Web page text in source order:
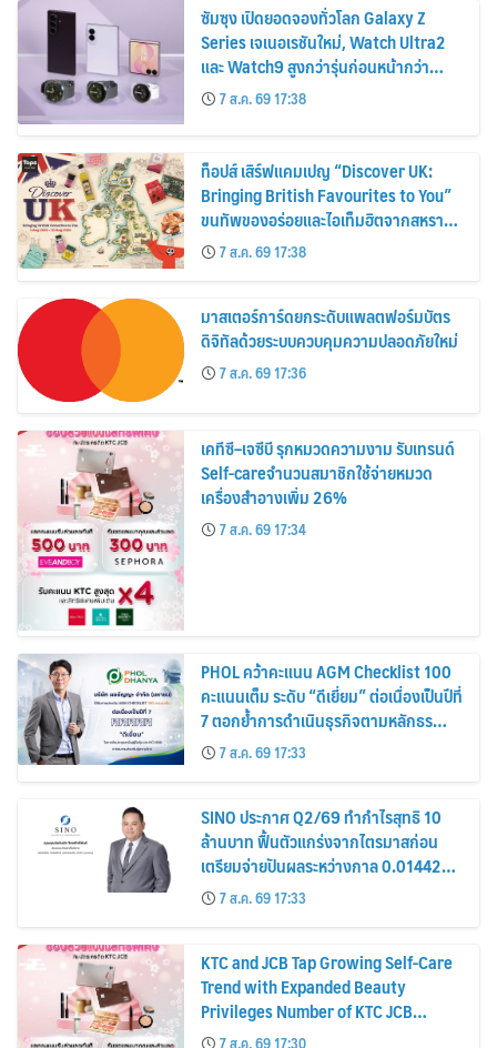
ซัมซุง เปิดยอดจองทั่วโลก Galaxy Z
Series เจเนอเรชันใหม่, Watch Ultra2
และ Watch9 สูงกว่ารุ่นก่อนหน้ากว่า
30%7 ส.ค. 69 17:38
ท็อปส์ เสิร์ฟแคมเปญ “Discover UK:
Bringing British Favourites to You”
ขนทัพของอร่อยและไอเท็มฮิตจากสหราช
อาณาจักร ส่งตรงถึงมือตั้งแต่วันนี้ – 18
สิงหาคมนี้
7 ส.ค. 69 17:38
มาสเตอร์การ์ดยกระดับแพลตฟอร์มบัตร
ดิจิทัลด้วยระบบควบคุมความปลอดภัยใหม่
7 ส.ค. 69 17:36
เคทีซี–เจซีบี รุกหมวดความงาม รับเทรนด์
Self-careจำนวนสมาชิกใช้จ่ายหมวด
เครื่องสำอางเพิ่ม 26%
7 ส.ค. 69 17:34
PHOL คว้าคะแนน AGM Checklist 100
คะแนนเต็ม ระดับ “ดีเยี่ยม” ต่อเนื่องเป็นปีที่
7 ตอกย้ำการดำเนินธุรกิจตามหลักธร
รมาภิบาล โปร่งใส สร้างความเชื่อมั่นผู้ถือ
หุ้น
7 ส.ค. 69 17:33
SINO ประกาศ Q2/69 ทำกำไรสุทธิ 10
ล้านบาท ฟื้นตัวแกร่งจากไตรมาสก่อน
เตรียมจ่ายปันผลระหว่างกาล 0.014423
บาทต่อหุ้น ครึ่งปีหลังมุ่งเติบโตต่อเนื่อง
7 ส.ค. 69 17:33
KTC and JCB Tap Growing Self-Care
Trend with Expanded Beauty
Privileges Number of KTC JCB
Cardmembers Spending on